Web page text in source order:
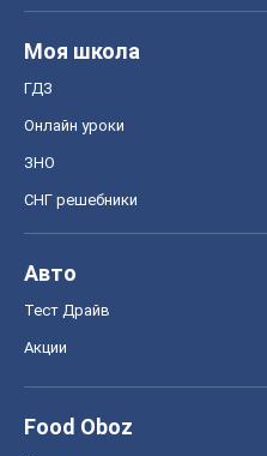
Моя школа
ГДЗ
Онлайн уроки
ЗНО
СНГ решебники
Авто
Тест Драйв
Акции
Food Oboz